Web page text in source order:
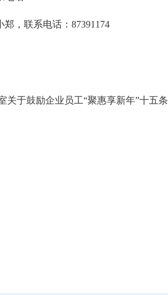
，联系电话： 87391174
关于鼓励企业员工“聚惠享新年”十五